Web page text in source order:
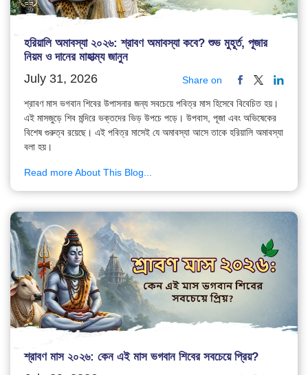
হরিয়ালি অমাবস্যা ২০২৬: শ্রাবণ অমাবস্যা কবে? শুভ মুহূর্ত, পূজার
নিয়ম ও দানের মাহাত্ম্য জানুন
July 31, 2026 Share on
শ্রাবণ মাস ভগবান শিবের উপাসনার জন্য সবচেয়ে পবিত্র মাস হিসেবে বিবেচিত হয়।
এই মাসজুড়ে শিব মন্দিরে ভক্তদের ভিড় উপচে পড়ে। উপবাস, পূজা এবং অভিষেকের
বিশেষ গুরুত্ব রয়েছে। এই পবিত্র মাসেই যে অমাবস্যা আসে তাকে হরিয়ালি অমাবস্যা
বলা হয়।
Read more About This Blog...
শ্রাবণ মাস ২০২৬: কেন এই মাস ভগবান শিবের সবচেয়ে প্রিয়?